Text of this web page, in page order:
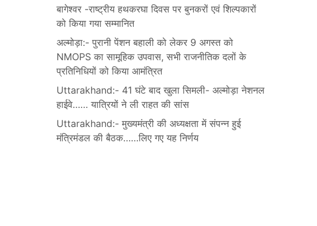
बागेश्वर -राष्ट्रीय हथकरघा दिवस पर बुनकरों एवं शिल्पकारों
को किया गया सम्मानित
अल्मोड़ा:- पुरानी पेंशन बहाली को लेकर 9 अगस्त को
NMOPS का सामूहिक उपवास, सभी राजनीतिक दलों के
प्रतिनिधियों को किया आमंत्रित
Uttarakhand:- 41 घंटे बाद खुला सिमली- अल्मोड़ा नेशनल
हाईवे…… यात्रियों ने ली राहत की सांस
Uttarakhand:- मुख्यमंत्री की अध्यक्षता में संपन्न हुई
मंत्रिमंडल की बैठक……लिए गए यह निर्णय